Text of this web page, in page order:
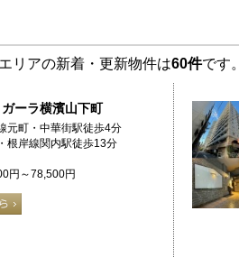
リアの新着・更新物件は60件です。
ーラ横濱山下町
元町・中華街駅徒歩4分
根岸線関内駅徒歩13分
円～78,500円